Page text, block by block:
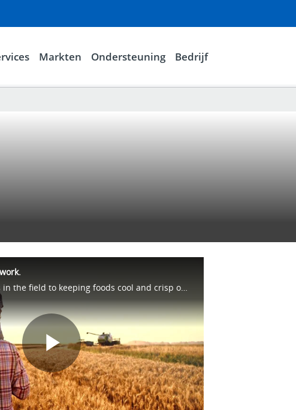
Markten Ondersteuning Bedrijf
From harvesting crops in the field to keeping foods cool and crisp on the long haul across country to serving up meals to your table, we help make great meals possible. See how at https://eaton.works/2tuwM57 #WhatMatters
Play